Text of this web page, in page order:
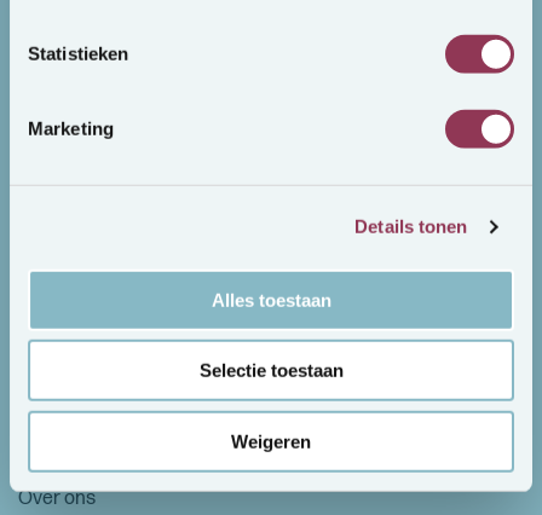
Statistieken
Marketing
Details tonen
Alles toestaan
Selectie toestaan
Weigeren
Urenregistratie
Downloads / documenten
Over ons